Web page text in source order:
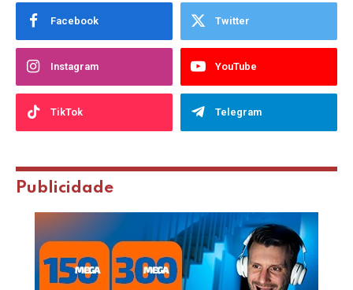
Facebook Twitter
Instagram YouTube
TikTok Telegram
Publicidade